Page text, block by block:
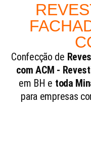
Confecção de
com ACM -
em BH e toda
para empresas